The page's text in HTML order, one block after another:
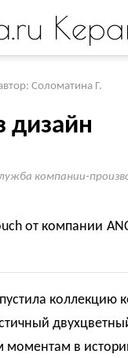
Соломатина Г.
дизайн
компании-
от компании
коллекцию
моментам в